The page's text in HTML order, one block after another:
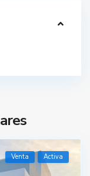
Venta Activa